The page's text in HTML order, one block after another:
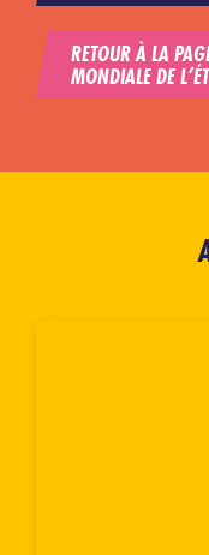
RETOUR À LA
MONDIALE DE